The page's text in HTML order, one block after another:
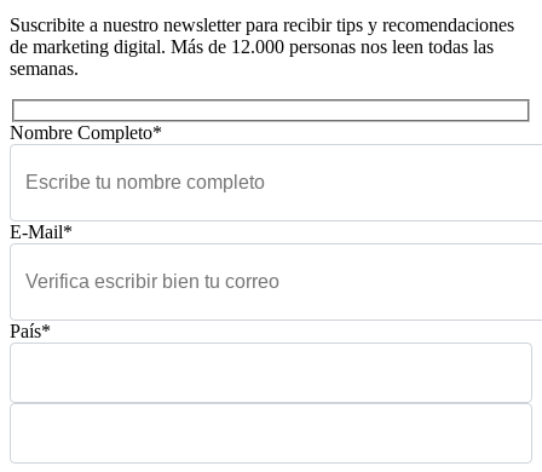
Suscribite a nuestro newsletter para recibir tips y recomendaciones
de marketing digital. Más de 12.000 personas nos leen todas las
semanas.
Nombre Completo*
E-Mail*
País*
Please leave this field empty.